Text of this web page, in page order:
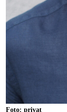
Foto: privat